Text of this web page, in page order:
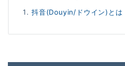
抖音(Douyin/ドウイン)とは